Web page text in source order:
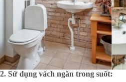
2. Sử dụng vách ngăn trong suốt: